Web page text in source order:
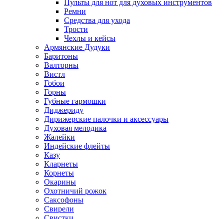
Пульты для нот для духовых инструментов
Ремни
Средства для ухода
Трости
Чехлы и кейсы
Армянские Дудуки
Баритоны
Валторны
Вистл
Гобои
Горны
Губные гармошки
Диджериду
Дирижерские палочки и аксессуары
Духовая мелодика
Жалейки
Индейские флейты
Казу
Кларнеты
Корнеты
Окарины
Охотничий рожок
Саксофоны
Свирели